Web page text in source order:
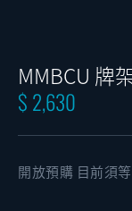
MMBCU 牌
$ 2,630
開放預購 目前須